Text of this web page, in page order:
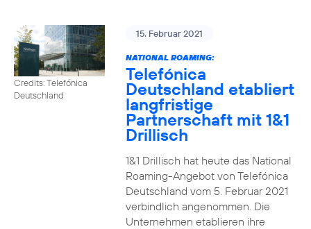
Credits: Telefónica
Deutschland
15. Februar 2021
NATIONAL ROAMING:
Telefónica
Deutschland etabliert
langfristige
Partnerschaft mit 1&1
Drillisch
1&1 Drillisch hat heute das National
Roaming-Angebot von Telefónica
Deutschland vom 5. Februar 2021
verbindlich angenommen. Die
Unternehmen etablieren ihre